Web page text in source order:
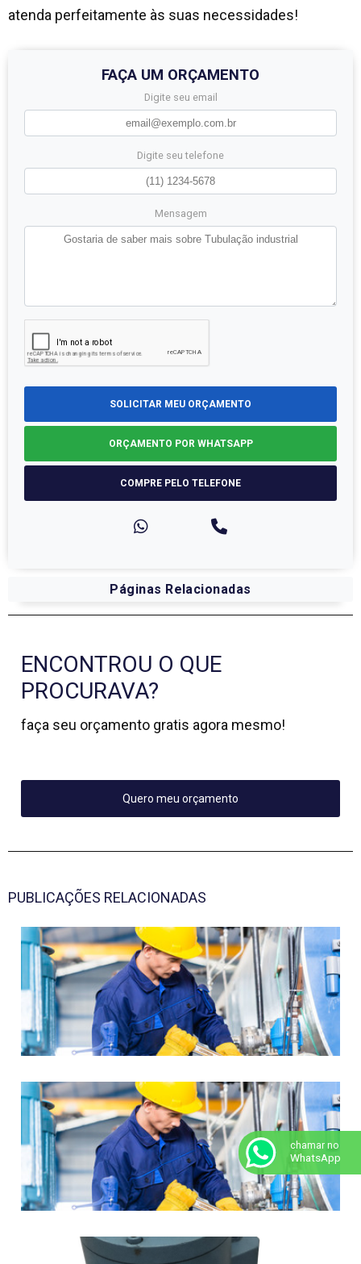
atenda perfeitamente às suas necessidades!
FAÇA UM ORÇAMENTO
Digite seu email
Digite seu telefone
Mensagem
SOLICITAR MEU ORÇAMENTO
ORÇAMENTO POR WHATSAPP
COMPRE PELO TELEFONE
Páginas Relacionadas
ENCONTROU O QUE
PROCURAVA?
faça seu orçamento gratis agora mesmo!
Quero meu orçamento
PUBLICAÇÕES RELACIONADAS
chamar no
WhatsApp